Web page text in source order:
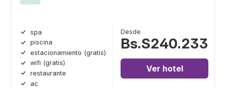
spa
piscina
estacionamiento (gratis)
wifi (gratis)
restaurante
ac
Desde
Bs.S240.233
Ver hotel